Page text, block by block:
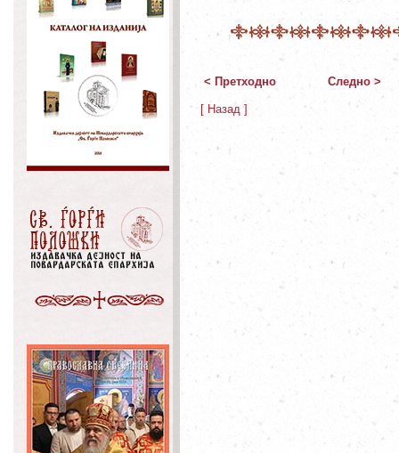
< Претходно Следно >
[ Назад ]